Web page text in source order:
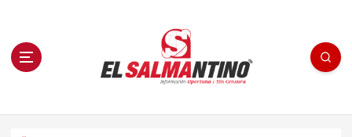
n El Salmantino - medios/noticias/editorial